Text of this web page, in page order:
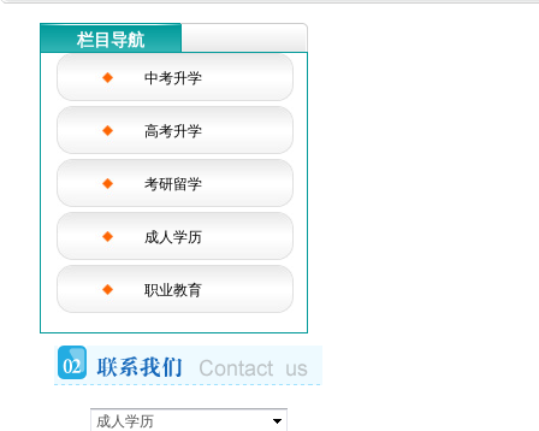
成人学历
栏目导航
中考升学
高考升学
考研留学
成人学历
职业教育